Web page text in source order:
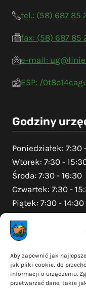
Aby zapewnić jak
jak pliki cookie, do
informacji o urządzeniu.
przetwarzać dane, takie
tel.: (58) 687 85
fax: (58) 687 85
e-mail:
ESP: /
Godziny
Poniedziałek: 7:30
Wtorek: 7:30 -
Środa: 7:30 - 16:30
Czwartek: 7:30 -
Piątek: 7:30 - 14:30
Na skróty
Polityka
Polityka plików